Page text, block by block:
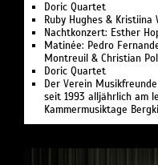
Doric Quartet
Ruby Hughes & Kristiina
Nachtkonzert: Esther
Matinée: Pedro
Montreuil & Christian
Doric Quartet
Der Verein
seit 1993 alljährlich am
Kammermusiktage